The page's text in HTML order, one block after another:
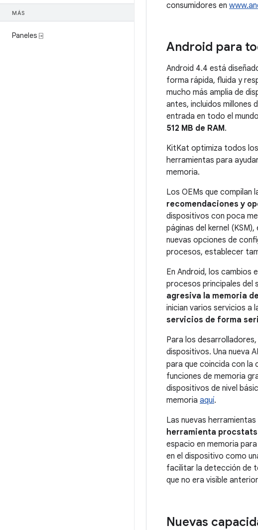
MÁS
Paneles ⍈
consumidores en
Android para
Android 4.4 está
forma rápida, fluida y
mucho más amplia de
antes, incluidos millones
entrada en todo el
512 MB de RAM.
KitKat optimiza todos
herramientas para
memoria.
Los OEMs que compilan
recomendaciones y
dispositivos con poca
páginas del kernel
nuevas opciones de
procesos, establecer
En Android, los cambios
procesos principales del
agresiva la memoria
inician varios servicios a
servicios de forma
Para los desarrolladores,
dispositivos. Una nueva
para que coincida con la
funciones de memoria
dispositivos de nivel
memoria aquí.
Las nuevas
herramienta procstats
espacio en memoria
en el dispositivo como
facilitar la detección de
que no era visible
Nuevas